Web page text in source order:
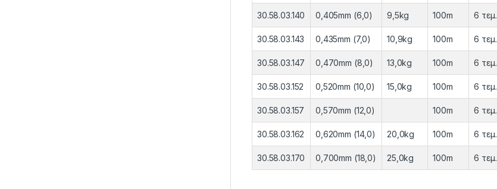
30.58.03.140 0,405mm (6,0) 9,5kg 100m 6 τεμ.
30.58.03.143 0,435mm (7,0) 10,9kg 100m 6 τεμ.
30.58.03.147 0,470mm (8,0) 13,0kg 100m 6 τεμ.
30.58.03.152 0,520mm (10,0) 15,0kg 100m 6 τεμ.
30.58.03.157 0,570mm (12,0) 100m 6 τεμ.
30.58.03.162 0,620mm (14,0) 20,0kg 100m 6 τεμ.
30.58.03.170 0,700mm (18,0) 25,0kg 100m 6 τεμ.